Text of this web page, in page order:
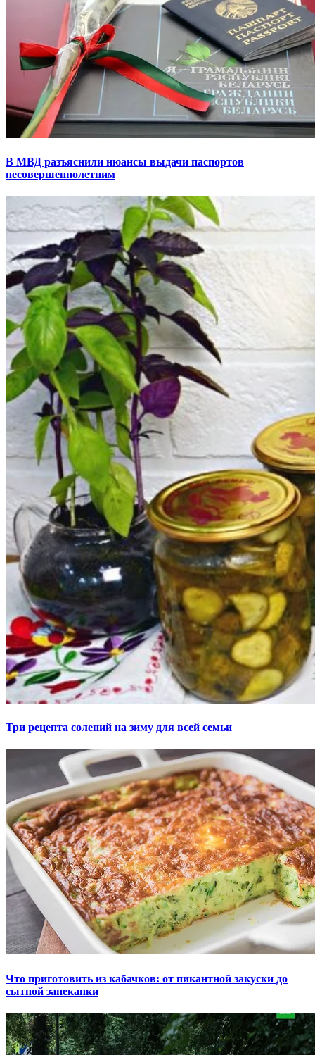
В МВД разъяснили нюансы выдачи паспортов
несовершеннолетним
Три рецепта солений на зиму для всей семьи
Что приготовить из кабачков: от пикантной закуски до
сытной запеканки